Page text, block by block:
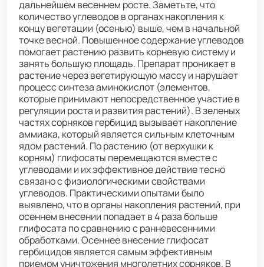
дальнейшем весеннем росте. Заметьте, что
количество углеводов в органах накопления к
концу вегетации (осенью) выше, чем в начальной
точке весной. Повышенное содержание углеводов
помогает растению развить корневую систему и
занять большую площадь. Препарат проникает в
растение через вегетирующую массу и нарушает
процесс синтеза аминокислот (элементов,
которые принимают непосредственное участие в
регуляции роста и развития растений). В зеленых
частях сорняков гербицид вызывает накопление
аммиака, который является сильным клеточным
ядом растений. По растению (от верхушки к
корням) глифосаты перемещаются вместе с
углеводами и их эффективное действие тесно
связано с физиологическими свойствами
углеводов. Практическими опытами было
выявлено, что в органы накопления растений, при
осеннем внесении попадает в 4 раза больше
глифосата по сравнению с ранневесенними
обработками. Осеннее внесение глифосат
гербицидов является самым эффективным
приемом уничтожения многолетних сорняков. В